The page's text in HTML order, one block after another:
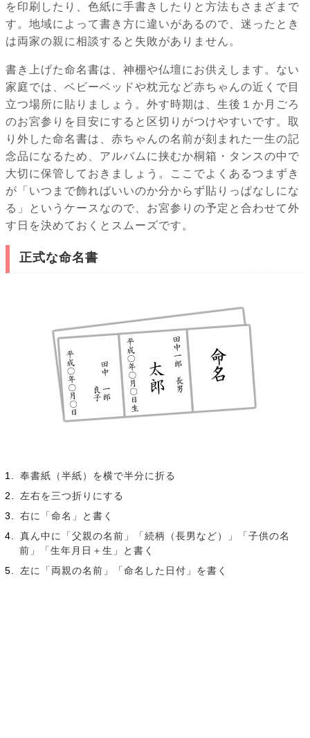
を印刷したり、色紙に手書きしたりと方法もさまざまで
す。地域によって書き方に違いがあるので、迷ったとき
は両家の親に相談すると失敗がありません。
書き上げた命名書は、神棚や仏壇にお供えします。ない
家庭では、ベビーベッドや枕元など赤ちゃんの近くで目
立つ場所に貼りましょう。外す時期は、生後１か月ごろ
のお宮参りを目安にすると区切りがつけやすいです。取
り外した命名書は、赤ちゃんの名前が刻まれた一生の記
念品になるため、アルバムに挟むか桐箱・タンスの中で
大切に保管しておきましょう。ここでよくあるつまずき
が「いつまで飾ればいいのか分からず貼りっぱなしにな
る」というケースなので、お宮参りの予定と合わせて外
す日を決めておくとスムーズです。
正式な命名書
奉書紙（半紙）を横で半分に折る
左右を三つ折りにする
右に「命名」と書く
真ん中に「父親の名前」「続柄（長男など）」「子供の名
前」「生年月日＋生」と書く
左に「両親の名前」「命名した日付」を書く